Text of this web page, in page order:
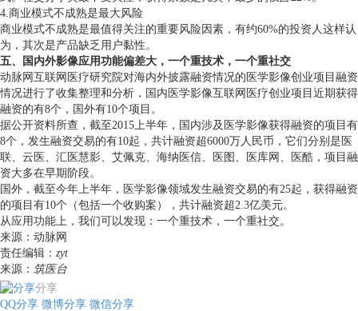
4.商业模式不成熟是最大风险
商业模式不成熟是最值得关注的重要风险因素，有约60%的投资人这样认
为，其次是产品缺乏用户黏性。
五、国内外影像应用功能偏差大，一个重技术，一个重社交
动脉网互联网医疗研究院对海内外披露融资情况的医学影像创业项目融资
情况进行了收集整理和分析，国内医学影像互联网医疗创业项目近期获得
融资的有8个，国外有10个项目。
据公开资料所查，截至2015上半年，国内涉及医学影像获得融资的项目有
8个，发生融资交易的有10起，共计融资超6000万人民币，它们分别是医
联、云医、汇医慧影、艾佩克、海纳医信、医图、医库网、医酷，项目融
资大多在早期阶段。
国外，截至今年上半年，医学影像领域发生融资交易的有25起，获得融资
的项目有10个（包括一个收购案），共计融资超2.3亿美元。
从应用功能上，我们可以发现：一个重技术，一个重社交。
来源：动脉网
责任编辑： zyt
来源： 筑医台
分享
QQ分享 微博分享 微信分享